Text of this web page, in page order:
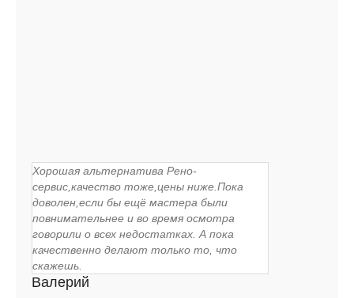
Хорошая альтернатива Рено-
сервис,качество тоже,цены ниже.Пока
доволен,если бы ещё мастера были
повнимательнее и во время осмотра
говорили о всех недостатках. А пока
качественно делают только то, что
скажешь.
Валерий